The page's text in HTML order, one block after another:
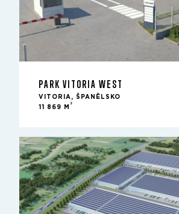
PARK VITORIA WEST
VITORIA, ŠPANĚLSKO
11 869 M
2